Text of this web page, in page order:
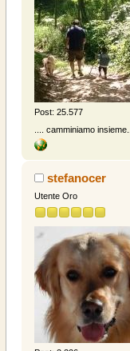
Post: 25.577
.... camminiamo
stefanocer
Utente Oro